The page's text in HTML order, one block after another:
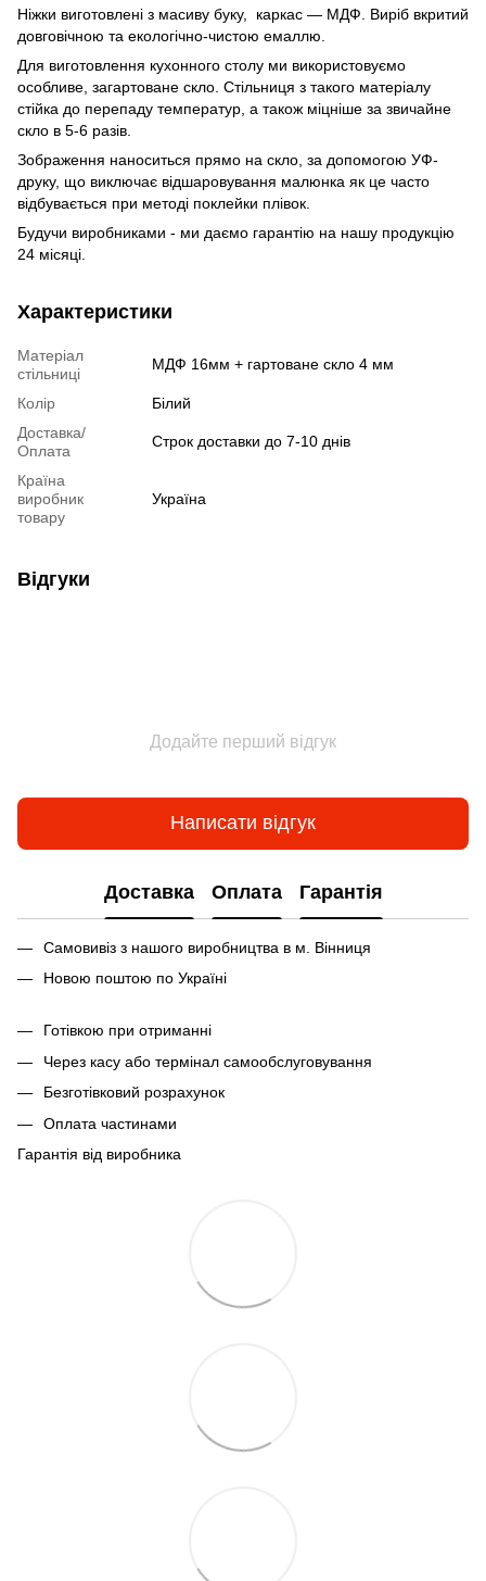
Ніжки виготовлені з масиву буку, каркас — МДФ. Виріб вкритий
довговічною та екологічно-чистою емаллю.
Для виготовлення кухонного столу ми використовуємо
особливе, загартоване скло. Стільниця з такого матеріалу
стійка до перепаду температур, а також міцніше за звичайне
скло в 5-6 разів.
Зображення наноситься прямо на скло, за допомогою УФ-
друку, що виключає відшаровування малюнка як це часто
відбувається при методі поклейки плівок.
Будучи виробниками - ми даємо гарантію на нашу продукцію
24 місяці.
Характеристики
Матеріал
стільниці
МДФ 16мм + гартоване скло 4 мм
Колір
Білий
Доставка/
Оплата
Строк доставки до 7-10 днів
Країна
виробник
товару
Україна
Відгуки
Додайте перший відгук
Написати відгук
Доставка Оплата Гарантія
Самовивіз з нашого виробництва в м. Вінниця
Новою поштою по Україні
Готівкою при отриманні
Через касу або термінал самообслуговування
Безготівковий розрахунок
Оплата частинами
Гарантія від виробника